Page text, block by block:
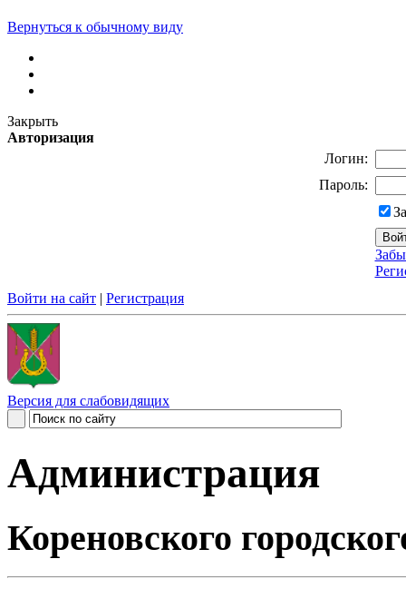
Вернуться к обычному виду
Закрыть
Авторизация
Логин:
Пароль:
Войти на сайт | Регистрация
Версия для слабовидящих
Администрация
Кореновского